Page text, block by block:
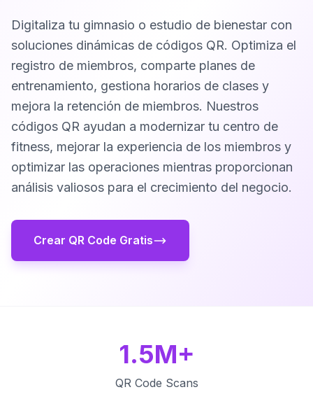
Digitaliza tu gimnasio o estudio de bienestar con
soluciones dinámicas de códigos QR. Optimiza el
registro de miembros, comparte planes de
entrenamiento, gestiona horarios de clases y
mejora la retención de miembros. Nuestros
códigos QR ayudan a modernizar tu centro de
fitness, mejorar la experiencia de los miembros y
optimizar las operaciones mientras proporcionan
análisis valiosos para el crecimiento del negocio.
Crear QR Code Gratis
1.5M+
QR Code Scans